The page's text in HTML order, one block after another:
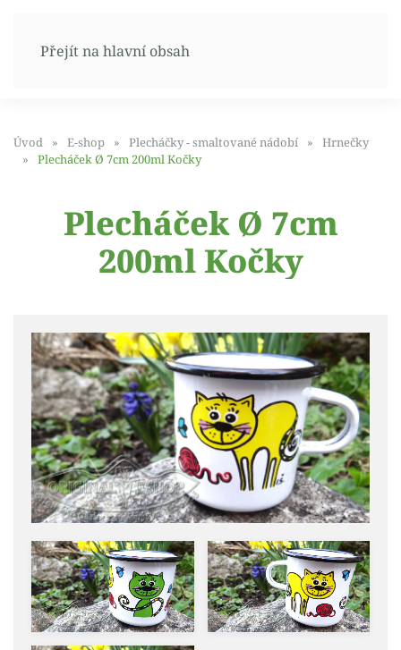
Přejít na hlavní obsah
Úvod E-shop Plecháčky - smaltované nádobí
Hrnečky
Plecháček Ø 7cm 200ml Kočky
Plecháček Ø 7cm
200ml Kočky